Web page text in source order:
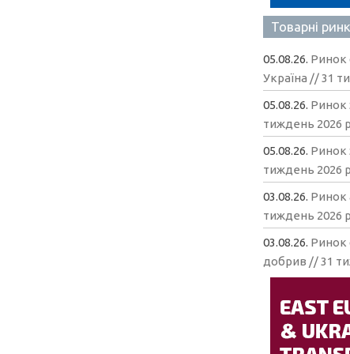
Товарні
05.08.26. Ринок
Україна // 31
05.08.26. Ринок
тиждень 2026
05.08.26. Ринок
тиждень 2026
03.08.26. Ринок
тиждень 2026
03.08.26. Ринок
добрив // 31